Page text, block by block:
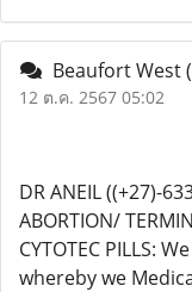
Beaufort West
12 ต.ค. 2567 05:02
DR ANEIL ((+27)-
ABORTION/
CYTOTEC PILLS:
whereby we